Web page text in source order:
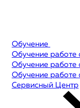
Обучение
Обучение работе
Обучение работе
Обучение работе
Сервисный Центр